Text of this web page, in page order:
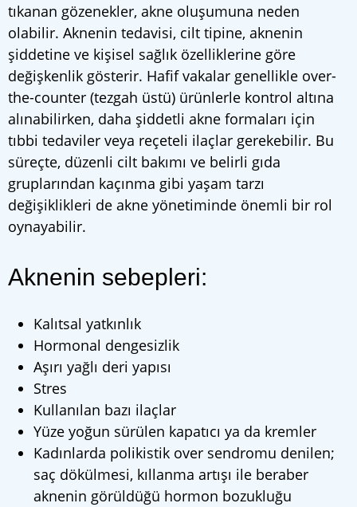
tıkanan gözenekler, akne oluşumuna neden
olabilir. Aknenin tedavisi, cilt tipine, aknenin
şiddetine ve kişisel sağlık özelliklerine göre
değişkenlik gösterir. Hafif vakalar genellikle over-
the-counter (tezgah üstü) ürünlerle kontrol altına
alınabilirken, daha şiddetli akne formaları için
tıbbi tedaviler veya reçeteli ilaçlar gerekebilir. Bu
süreçte, düzenli cilt bakımı ve belirli gıda
gruplarından kaçınma gibi yaşam tarzı
değişiklikleri de akne yönetiminde önemli bir rol
oynayabilir.
Aknenin sebepleri:
Kalıtsal yatkınlık
Hormonal dengesizlik
Aşırı yağlı deri yapısı
Stres
Kullanılan bazı ilaçlar
Yüze yoğun sürülen kapatıcı ya da kremler
Kadınlarda polikistik over sendromu denilen;
saç dökülmesi, kıllanma artışı ile beraber
aknenin görüldüğü hormon bozukluğu